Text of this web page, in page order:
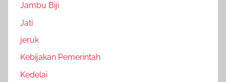
Jambu Biji
Jati
jeruk
Kebijakan Pemerintah
Kedelai